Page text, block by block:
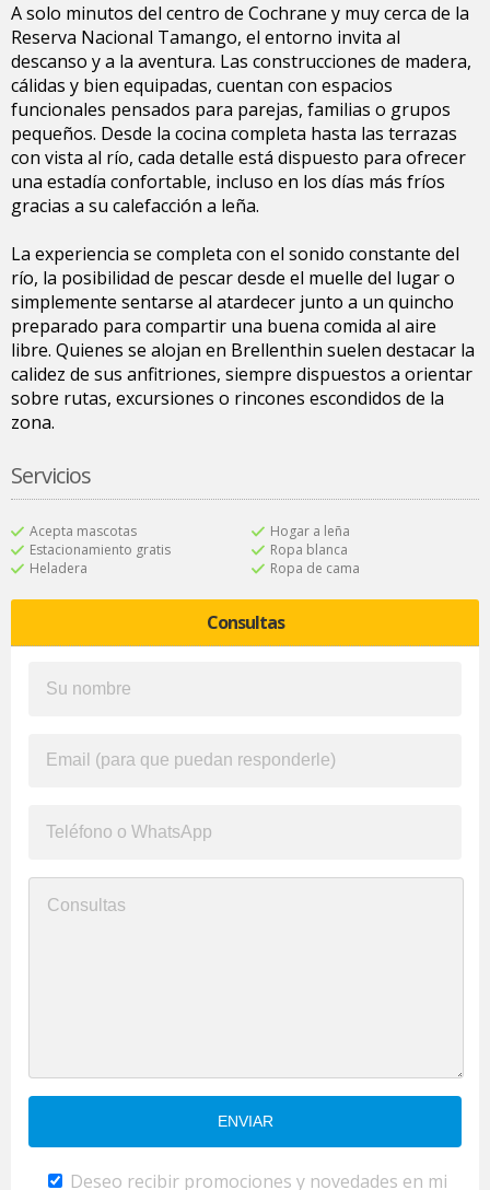
A solo minutos del centro de Cochrane y muy cerca de la
Reserva Nacional Tamango, el entorno invita al
descanso y a la aventura. Las construcciones de madera,
cálidas y bien equipadas, cuentan con espacios
funcionales pensados para parejas, familias o grupos
pequeños. Desde la cocina completa hasta las terrazas
con vista al río, cada detalle está dispuesto para ofrecer
una estadía confortable, incluso en los días más fríos
gracias a su calefacción a leña.
La experiencia se completa con el sonido constante del
río, la posibilidad de pescar desde el muelle del lugar o
simplemente sentarse al atardecer junto a un quincho
preparado para compartir una buena comida al aire
libre. Quienes se alojan en Brellenthin suelen destacar la
calidez de sus anfitriones, siempre dispuestos a orientar
sobre rutas, excursiones o rincones escondidos de la
zona.
Servicios
Acepta mascotas
Estacionamiento gratis
Heladera
Hogar a leña
Ropa blanca
Ropa de cama
Consultas
Deseo recibir promociones y novedades en mi